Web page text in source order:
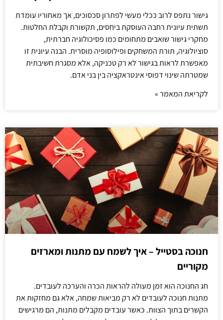
גישור נתפס לרוב ככלי מעשי לפתרון סכסוכים, אך מאחוריו עומדת
תשתית עיונית רחבה העוסקת ביחסים, תקשורת וקבלת החלטות.
מחקרי גישור שואבים מתחומים כמו פסיכולוגיה חברתית,
סוציולוגיה, תורת המשחקים ופילוסופיה מוסרית. הבנה עיונית זו
מאפשרת לראות בגישור לא רק טכניקה, אלא מסגרת חשיבתית
שמטרתה שינוי דפוסי אינטראקציה בין בני אדם.
לקריאת המאמר »
חנוכה בסטייל – איך לשמח עם מתנות ומארזים
מקוריים
חג החנוכה הוא זמן מעולה להראות הכרה והערכה לעובדים.
מתנות חנוכה לעובדים לא רק מביאות שמחה, אלא גם מחזקות את
הקשרים בתוך הצוות. כאשר עובדים מקבלים מתנות, הם מרגישים